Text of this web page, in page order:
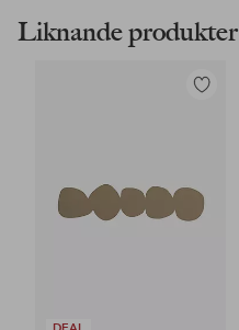
Liknande produkter
Lägg